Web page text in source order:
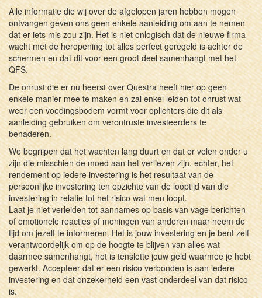
Alle informatie die wij over de afgelopen jaren hebben mogen
ontvangen geven ons geen enkele aanleiding om aan te nemen
dat er iets mis zou zijn. Het is niet onlogisch dat de nieuwe firma
wacht met de heropening tot alles perfect geregeld is achter de
schermen en dat dit voor een groot deel samenhangt met het
QFS.
De onrust die er nu heerst over Questra heeft hier op geen
enkele manier mee te maken en zal enkel leiden tot onrust wat
weer een voedingsbodem vormt voor oplichters die dit als
aanleiding gebruiken om verontruste investeerders te
benaderen.
We begrijpen dat het wachten lang duurt en dat er velen onder u
zijn die misschien de moed aan het verliezen zijn, echter, het
rendement op iedere investering is het resultaat van de
persoonlijke investering ten opzichte van de looptijd van die
investering in relatie tot het risico wat men loopt.
Laat je niet verleiden tot aannames op basis van vage berichten
of emotionele reacties of meningen van anderen maar neem de
tijd om jezelf te informeren. Het is jouw investering en je bent zelf
verantwoordelijk om op de hoogte te blijven van alles wat
daarmee samenhangt, het is tenslotte jouw geld waarmee je hebt
gewerkt. Accepteer dat er een risico verbonden is aan iedere
investering en dat onzekerheid een vast onderdeel van dat risico
is.